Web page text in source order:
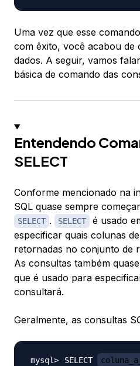
Uma vez que esse
com êxito, você acabou
dados. A seguir, vamos
básica de comando das
Entendendo
SELECT
Conforme mencionado na
SQL quase sempre
SELECT . SELECT
é usado
especificar quais colunas
retornadas no conjunto de
As consultas também
que é usado para
consultará.
Geralmente, as consultas
SELECT